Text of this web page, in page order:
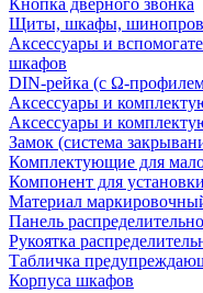
Кнопка дверного звонка
Щиты, шкафы,
Аксессуары и
шкафов
DIN-рейка (с Ω-
Аксессуары и
Аксессуары и
Замок (система
Комплектующие для
Компонент для
Материал
Панель
Рукоятка
Табличка
Корпуса шкафов